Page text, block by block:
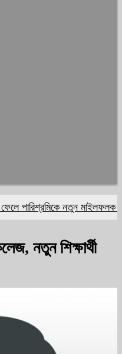
পারিশ্রমিকে নতুন মাইলফলক
নতুন শিক্ষার্থী